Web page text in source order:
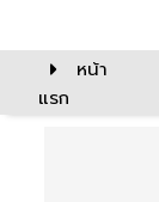
หน้า
แรก